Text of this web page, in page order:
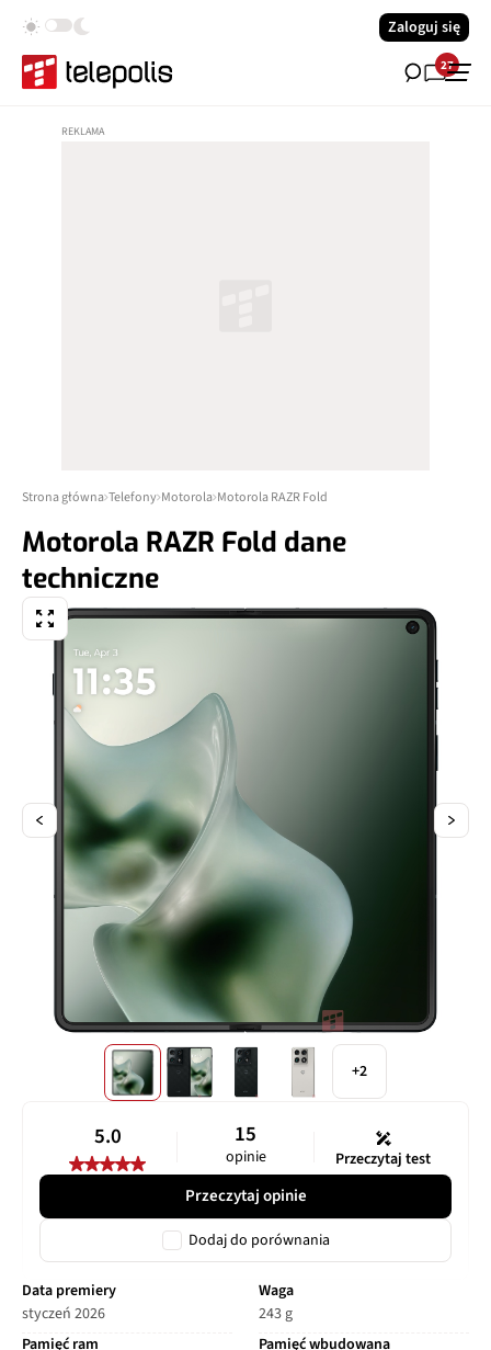
Zaloguj się
27
Strona główna Telefony Motorola Motorola RAZR Fold
Motorola RAZR Fold dane
techniczne
+2
5.0 15
opinie Przeczytaj test
Przeczytaj opinie
Dodaj do porównania
Data premiery
styczeń 2026
Pamięć ram
Waga
243 g
Pamięć wbudowana